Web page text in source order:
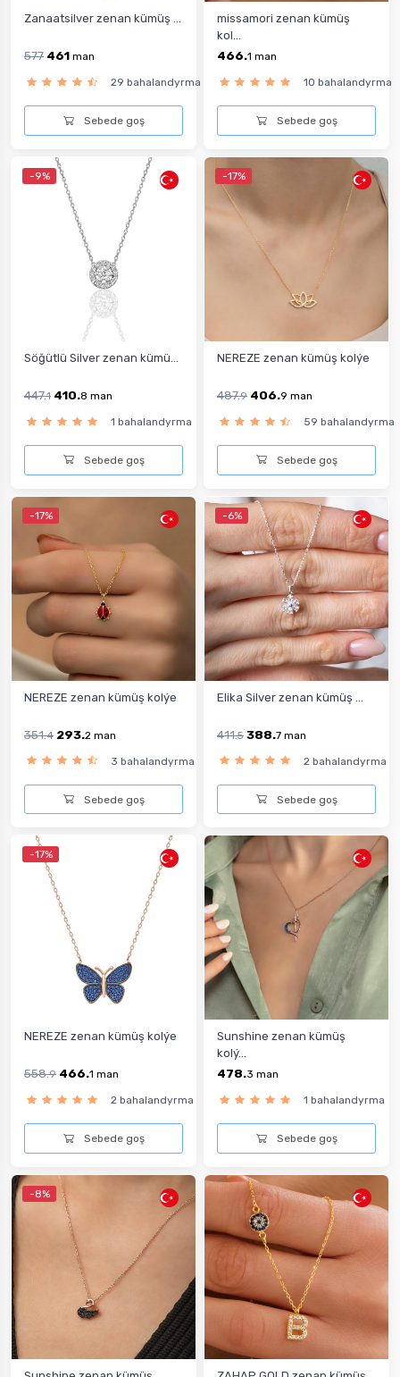
Zanaatsilver zenan kümüş ...
577 461 man
29 bahalandyrma
Sebede goş
missamori zenan kümüş
kol...
466.1 man
10 bahalandyrma
Sebede goş
-9%
Söğütlü Silver zenan kümü...
447.1 410.8 man
1 bahalandyrma
Sebede goş
-17%
NEREZE zenan kümüş kolýe
487.9 406.9 man
59 bahalandyrma
Sebede goş
-17%
NEREZE zenan kümüş kolýe
351.4 293.2 man
3 bahalandyrma
Sebede goş
-6%
Elika Silver zenan kümüş ...
411.5 388.7 man
2 bahalandyrma
Sebede goş
-17%
NEREZE zenan kümüş kolýe
558.9 466.1 man
2 bahalandyrma
Sebede goş
Sunshine zenan kümüş
kolý...
478.3 man
1 bahalandyrma
Sebede goş
-8%